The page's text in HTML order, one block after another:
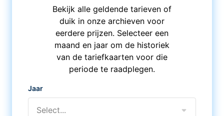
Bekijk alle geldende tarieven of
duik in onze archieven voor
eerdere prijzen. Selecteer een
maand en jaar om de historiek
van de tariefkaarten voor die
periode te raadplegen.
Jaar
Select...